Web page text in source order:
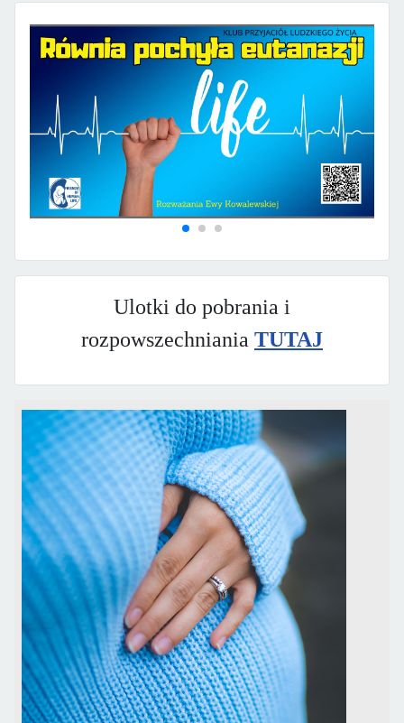
Ulotki do pobrania i
rozpowszechniania TUTAJ